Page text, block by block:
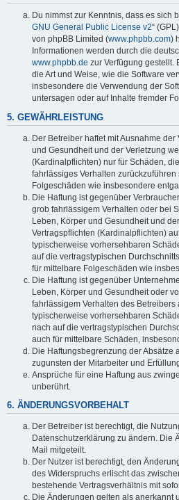
Du nimmst zur Kenntnis, dass es sich
GNU General Public License v2“
von phpBB Limited (www.phpbb.com)
Informationen werden durch die
www.phpbb.de zur Verfügung gestellt.
die Art und Weise, wie die Software
insbesondere die Verwendung der
untersagen oder auf Inhalte fremder
5. GEWÄHRLEISTUNG
Der Betreiber haftet mit Ausnahme
und Gesundheit und der Verletzung
(Kardinalpflichten) nur für Schäden,
fahrlässiges Verhalten
Folgeschäden wie insbesondere
Die Haftung ist gegenüber
grob fahrlässigem Verhalten oder bei
Leben, Körper und Gesundheit und
Vertragspflichten (Kardinalpflichten)
typischerweise vorhersehbaren
auf die vertragstypischen
für mittelbare Folgeschäden wie
Die Haftung ist gegenüber
Leben, Körper und Gesundheit oder
fahrlässigem Verhalten des Betreibers
typischerweise vorhersehbaren
nach auf die vertragstypischen
auch für mittelbare Schäden,
Die Haftungsbegrenzung der Absätze
zugunsten der Mitarbeiter und
Ansprüche für eine Haftung aus
unberührt.
6. ÄNDERUNGSVORBEHALT
Der Betreiber ist berechtigt, die
Datenschutzerklärung zu ändern. Die
Mail mitgeteilt.
Der Nutzer ist berechtigt, den
des Widerspruchs erlischt das
bestehende Vertragsverhältnis mit
Die Änderungen gelten als anerkannt